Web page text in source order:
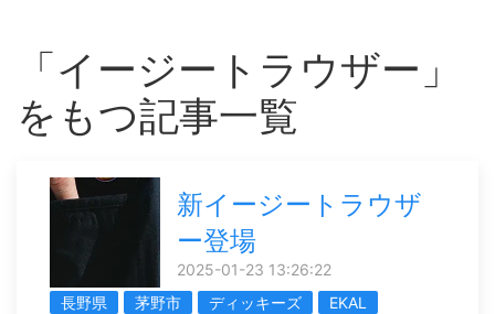
「イージートラウザー」
をもつ記事一覧
新イージートラウザ
ー登場
2025-01-23 13:26:22
長野県
茅野市 ディッキーズ
EKAL